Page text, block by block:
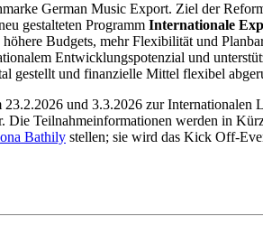
German Music Export. Ziel der
gestalteten Programm Internationale
höhere Budgets, mehr Flexibilität und
Entwicklungspotenzial und
gestellt und finanzielle Mittel flexibel
23.2.2026 und 3.3.2026 zur Internationalen
Teilnahmeinformationen werden in
Bathily stellen; sie wird das Kick Off-